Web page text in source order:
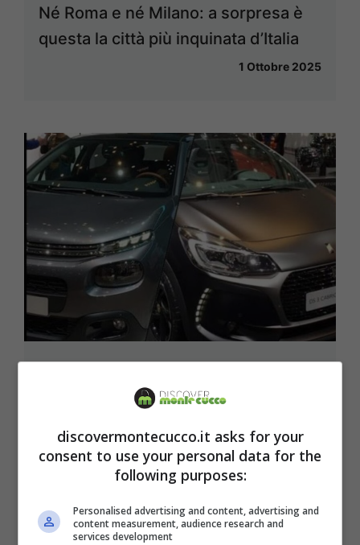
Né Roma e né Milano: a sorpresa è
questa la città più inquinata d’Italia
1 Ottobre 2025
hai una C3 o DS3: cosa hanno
1 Ottobre 2025
discovermontecucco.it asks for your
consent to use your personal data for the
following purposes:
Personalised advertising and content, advertising and
content measurement, audience research and
services development